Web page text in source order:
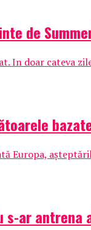
de
In doar cateva
Europa,
s-ar antrena